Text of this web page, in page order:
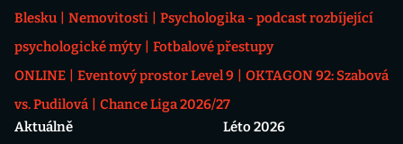
Blesku
Nemovitosti
Psychologika - podcast rozbíjející
psychologické mýty
Fotbalové přestupy
ONLINE
Eventový prostor Level 9
OKTAGON 92: Szabová
vs. Pudilová
Chance Liga 2026/27
Aktuálně
Léto 2026